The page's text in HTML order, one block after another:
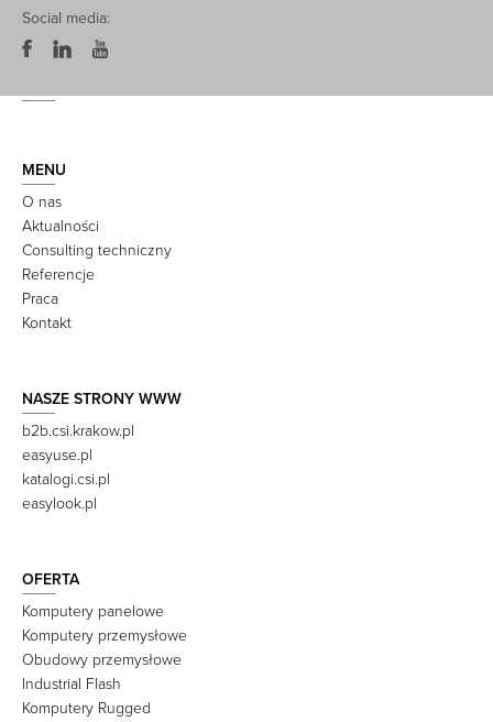
Social media:
MENU
O nas
Aktualności
Consulting techniczny
Referencje
Praca
Kontakt
NASZE STRONY WWW
b2b.csi.krakow.pl
easyuse.pl
katalogi.csi.pl
easylook.pl
OFERTA
Komputery panelowe
Komputery przemysłowe
Obudowy przemysłowe
Industrial Flash
Komputery Rugged